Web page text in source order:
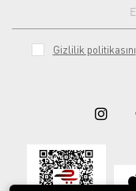
Gizlilik politikasını